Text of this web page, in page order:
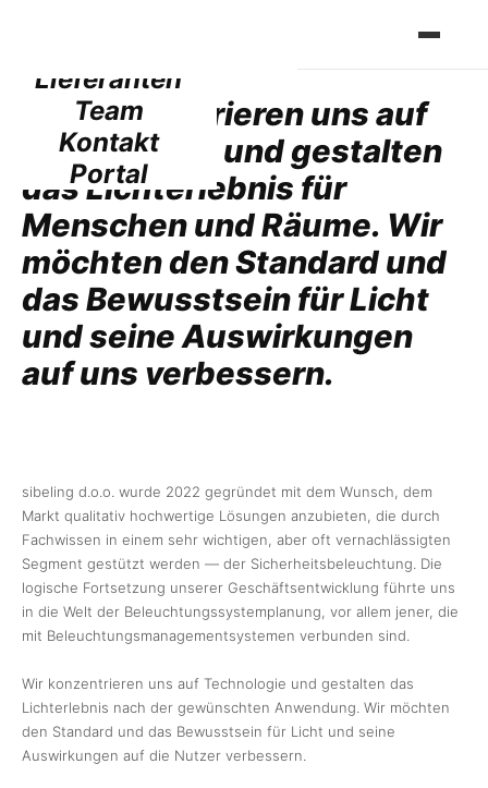
Wir konzentrieren uns auf
Technologie und gestalten
das Lichterlebnis für
Menschen und Räume. Wir
möchten den Standard und
das Bewusstsein für Licht
und seine Auswirkungen
auf uns verbessern.
sibeling d.o.o. wurde 2022 gegründet mit dem Wunsch, dem
Markt qualitativ hochwertige Lösungen anzubieten, die durch
Fachwissen in einem sehr wichtigen, aber oft vernachlässigten
Segment gestützt werden — der Sicherheitsbeleuchtung. Die
logische Fortsetzung unserer Geschäftsentwicklung führte uns
in die Welt der Beleuchtungssystemplanung, vor allem jener, die
mit Beleuchtungsmanagementsystemen verbunden sind.
Wir konzentrieren uns auf Technologie und gestalten das
Lichterlebnis nach der gewünschten Anwendung. Wir möchten
den Standard und das Bewusstsein für Licht und seine
Auswirkungen auf die Nutzer verbessern.
Lieferanten
Team
Kontakt
Portal